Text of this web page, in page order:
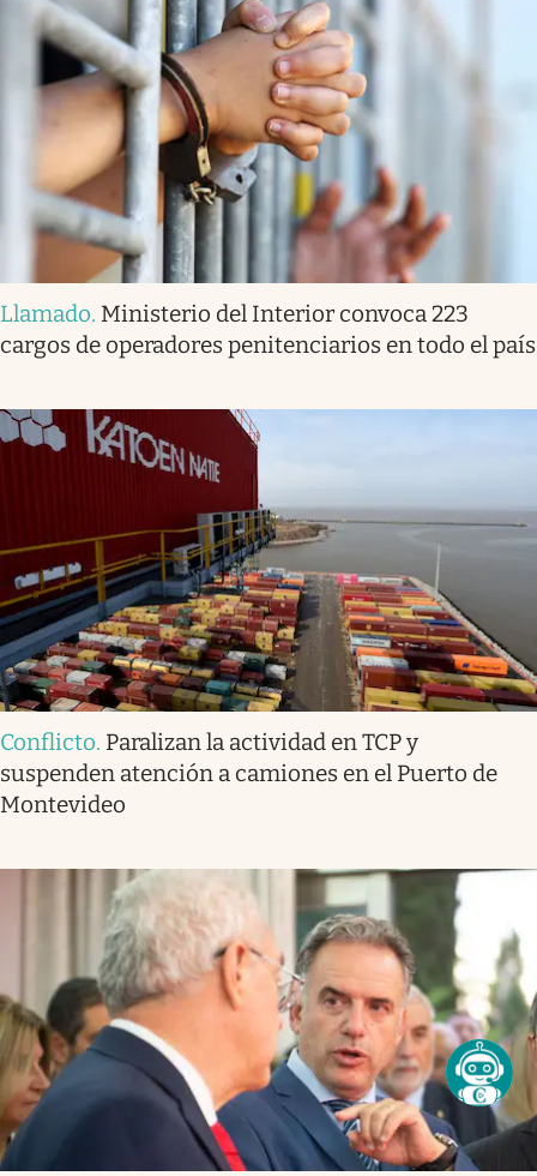
Llamado. Ministerio del Interior convoca 223
cargos de operadores penitenciarios en todo el país
Conflicto. Paralizan la actividad en TCP y
suspenden atención a camiones en el Puerto de
Montevideo